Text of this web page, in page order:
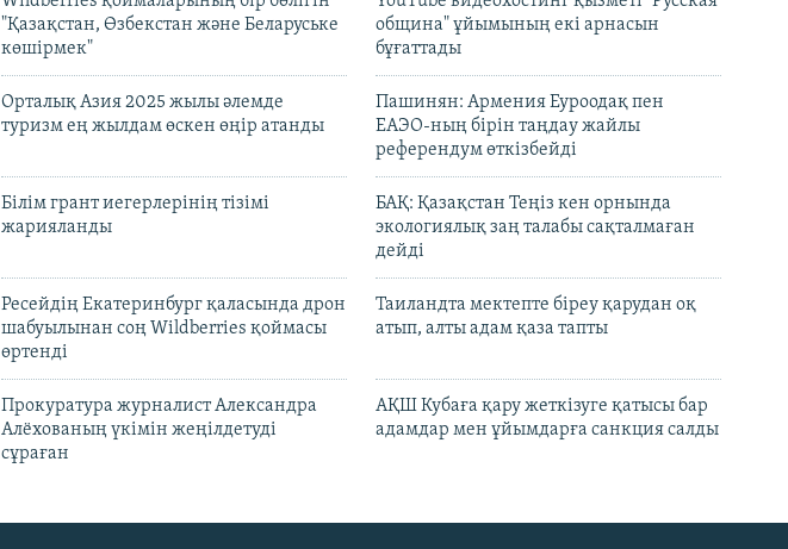
"Қазақстан, Өзбекстан және Беларуське
көшірмек"
община" ұйымының екі арнасын
бұғаттады
Орталық Азия 2025 жылы әлемде
туризм ең жылдам өскен өңір атанды
Пашинян: Армения Еуроодақ пен
ЕАЭО-ның бірін таңдау жайлы
референдум өткізбейді
Білім грант иегерлерінің тізімі
жарияланды
БАҚ: Қазақстан Теңіз кен орнында
экологиялық заң талабы сақталмаған
дейді
Ресейдің Екатеринбург қаласында дрон
шабуылынан соң Wildberries қоймасы
өртенді
Таиландта мектепте біреу қарудан оқ
атып, алты адам қаза тапты
Прокуратура журналист Александра
Алёхованың үкімін жеңілдетуді
сұраған
АҚШ Кубаға қару жеткізуге қатысы бар
адамдар мен ұйымдарға санкция салды